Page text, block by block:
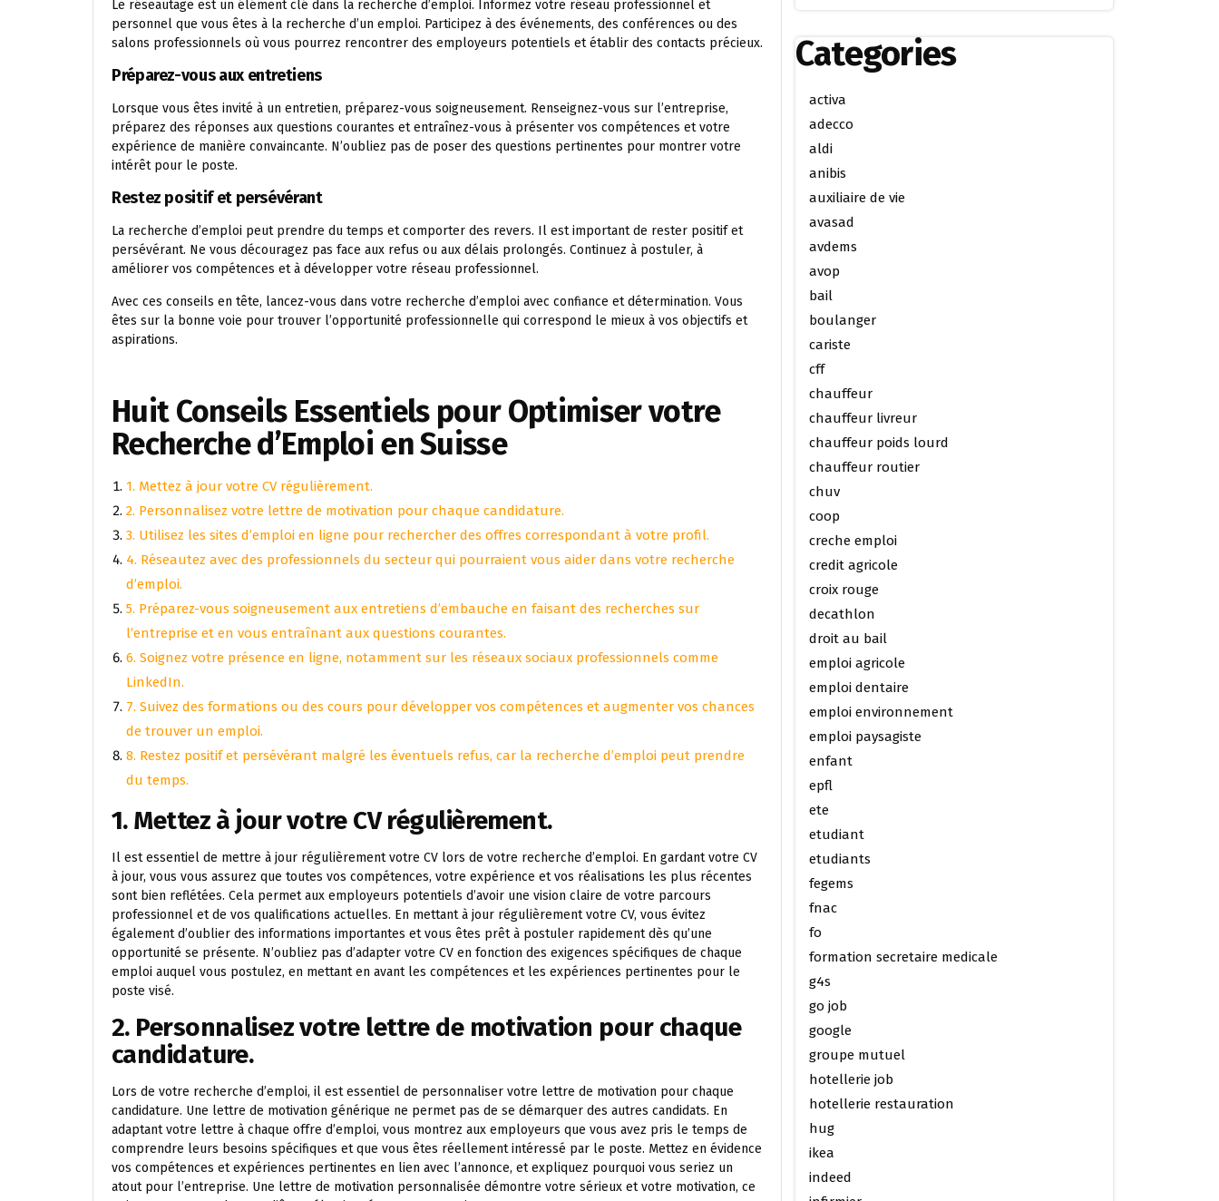
Le réseautage est un élément clé dans la recherche d’emploi. Informez votre réseau professionnel et
personnel que vous êtes à la recherche d’un emploi. Participez à des événements, des conférences ou des
salons professionnels où vous pourrez rencontrer des employeurs potentiels et établir des contacts précieux.
Préparez-vous aux entretiens
Lorsque vous êtes invité à un entretien, préparez-vous soigneusement. Renseignez-vous sur l’entreprise,
préparez des réponses aux questions courantes et entraînez-vous à présenter vos compétences et votre
expérience de manière convaincante. N’oubliez pas de poser des questions pertinentes pour montrer votre
intérêt pour le poste.
Restez positif et persévérant
La recherche d’emploi peut prendre du temps et comporter des revers. Il est important de rester positif et
persévérant. Ne vous découragez pas face aux refus ou aux délais prolongés. Continuez à postuler, à
améliorer vos compétences et à développer votre réseau professionnel.
Avec ces conseils en tête, lancez-vous dans votre recherche d’emploi avec confiance et détermination. Vous
êtes sur la bonne voie pour trouver l’opportunité professionnelle qui correspond le mieux à vos objectifs et
aspirations.
Huit Conseils Essentiels pour Optimiser votre
Recherche d’Emploi en Suisse
1. Mettez à jour votre CV régulièrement.
2. Personnalisez votre lettre de motivation pour chaque candidature.
3. Utilisez les sites d’emploi en ligne pour rechercher des offres correspondant à votre profil.
4. Réseautez avec des professionnels du secteur qui pourraient vous aider dans votre recherche
d’emploi.
5. Préparez-vous soigneusement aux entretiens d’embauche en faisant des recherches sur
l’entreprise et en vous entraînant aux questions courantes.
6. Soignez votre présence en ligne, notamment sur les réseaux sociaux professionnels comme
LinkedIn.
7. Suivez des formations ou des cours pour développer vos compétences et augmenter vos chances
de trouver un emploi.
8. Restez positif et persévérant malgré les éventuels refus, car la recherche d’emploi peut prendre
du temps.
1. Mettez à jour votre CV régulièrement.
Il est essentiel de mettre à jour régulièrement votre CV lors de votre recherche d’emploi. En gardant votre CV
à jour, vous vous assurez que toutes vos compétences, votre expérience et vos réalisations les plus récentes
sont bien reflétées. Cela permet aux employeurs potentiels d’avoir une vision claire de votre parcours
professionnel et de vos qualifications actuelles. En mettant à jour régulièrement votre CV, vous évitez
également d’oublier des informations importantes et vous êtes prêt à postuler rapidement dès qu’une
opportunité se présente. N’oubliez pas d’adapter votre CV en fonction des exigences spécifiques de chaque
emploi auquel vous postulez, en mettant en avant les compétences et les expériences pertinentes pour le
poste visé.
2. Personnalisez votre lettre de motivation pour chaque
candidature.
Lors de votre recherche d’emploi, il est essentiel de personnaliser votre lettre de motivation pour chaque
candidature. Une lettre de motivation générique ne permet pas de se démarquer des autres candidats. En
adaptant votre lettre à chaque offre d’emploi, vous montrez aux employeurs que vous avez pris le temps de
comprendre leurs besoins spécifiques et que vous êtes réellement intéressé par le poste. Mettez en évidence
vos compétences et expériences pertinentes en lien avec l’annonce, et expliquez pourquoi vous seriez un
atout pour l’entreprise. Une lettre de motivation personnalisée démontre votre sérieux et votre motivation, ce
Categories
activa
adecco
aldi
anibis
auxiliaire de vie
avasad
avdems
avop
bail
boulanger
cariste
cff
chauffeur
chauffeur livreur
chauffeur poids lourd
chauffeur routier
chuv
coop
creche emploi
credit agricole
croix rouge
decathlon
droit au bail
emploi agricole
emploi dentaire
emploi environnement
emploi paysagiste
enfant
epfl
ete
etudiant
etudiants
fegems
fnac
fo
formation secretaire medicale
g4s
go job
google
groupe mutuel
hotellerie job
hotellerie restauration
hug
ikea
indeed